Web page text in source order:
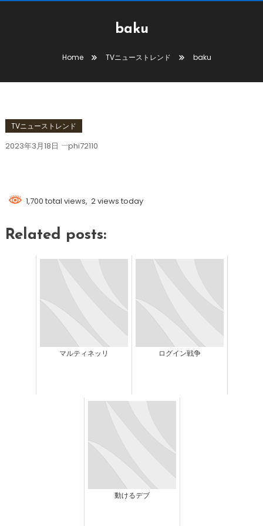
baku
Home TVニューストレンド baku
TVニューストレンド
2023年3月18日 phi72110
1,700 total views, 2 views today
Related posts:
マルティネッリ ログイン戦争
動けるデブ